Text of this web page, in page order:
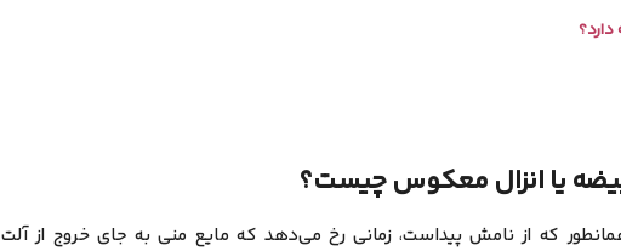
دارد؟
یا انزال معکوس چیست؟
که از نامش پیداست، زمانی رخ می‌دهد که مایع منی به جای خروج از آلت